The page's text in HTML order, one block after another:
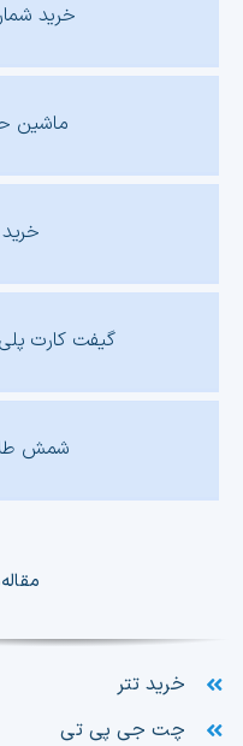
خرید
ماشین
خرید
گیفت کارت
شمش طلا ۵ گرم ۲۴
خرید تتر
چت جی پی تی